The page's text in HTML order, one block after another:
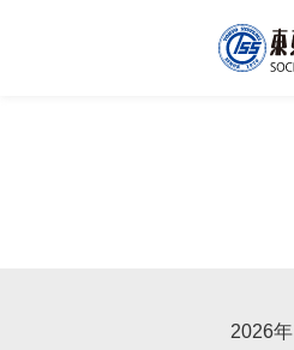
2026年